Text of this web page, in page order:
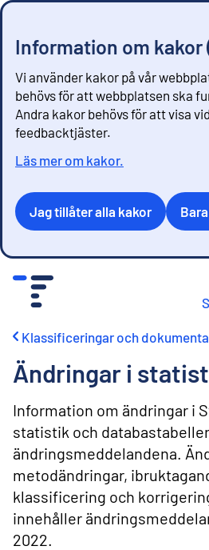
Information om kakor
Vi använder kakor på vår
behövs för att webbplatsen ska
Andra kakor behövs för att visa
feedbacktjäster.
Läs mer om kakor.
Jag tillåter alla kakor
Klassificeringar och
Ändringar i
Information om ändringar i
statistik och
ändringsmeddelandena.
metodändringar,
klassificering och
innehåller
2022.